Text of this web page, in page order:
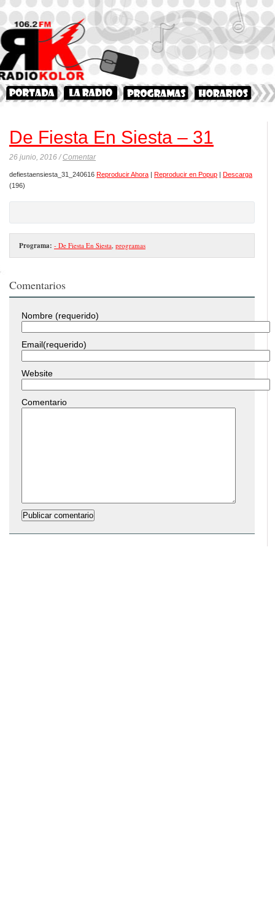
De Fiesta En Siesta – 31
26 junio, 2016 /Comentar
defiestaensiesta_31_240616 Reproducir Ahora | Reproducir en Popup | Descarga
(196)
Programa: - De Fiesta En Siesta, programas
Comentarios
Nombre (requerido)
Email(requerido)
Website
Comentario